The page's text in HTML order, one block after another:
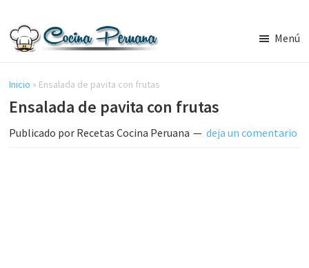
contenido
lateral
principal
Cocina
Peruana,
Recetas
de
Comida
Menú
Inicio » Ensalada de pavita con frutas
Ensalada de pavita con frutas
Publicado por Recetas Cocina Peruana deja un comentario